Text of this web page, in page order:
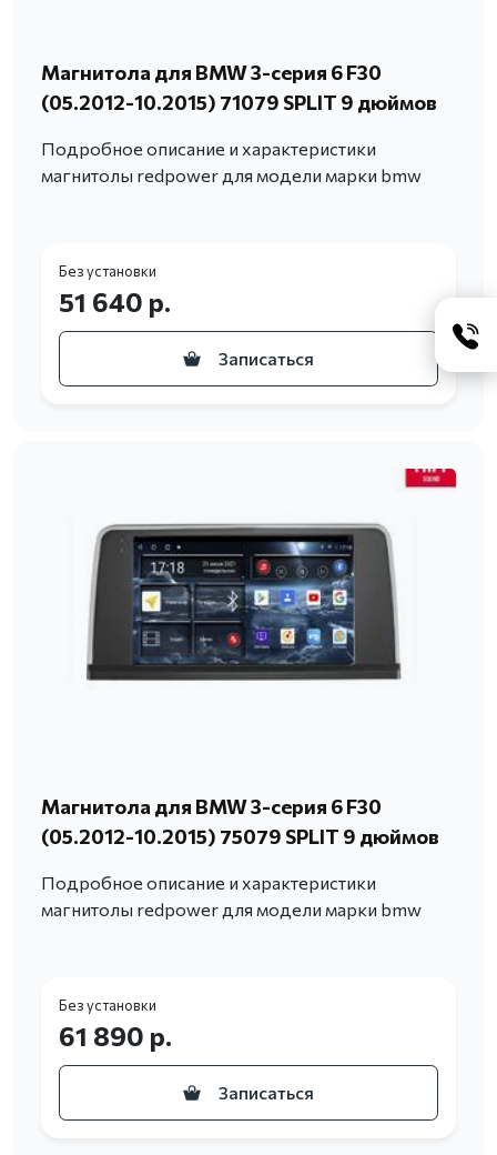
Магнитола для BMW 3-серия 6 F30
(05.2012-10.2015) 71079 SPLIT 9 дюймов
Подробное описание и характеристики
магнитолы redpower для модели марки bmw
Без установки
51 640 р.
Записаться
Магнитола для BMW 3-серия 6 F30
(05.2012-10.2015) 75079 SPLIT 9 дюймов
Подробное описание и характеристики
магнитолы redpower для модели марки bmw
Без установки
61 890 р.
Записаться